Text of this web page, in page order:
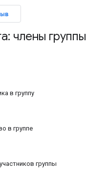
члены группы
в группу
в группе
группы